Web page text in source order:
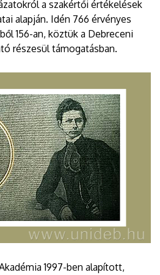
a szakértői értékelések
alapján. Idén 766 érvényes
156-an, köztük a Debreceni
részesül támogatásban.
1997-ben alapított,